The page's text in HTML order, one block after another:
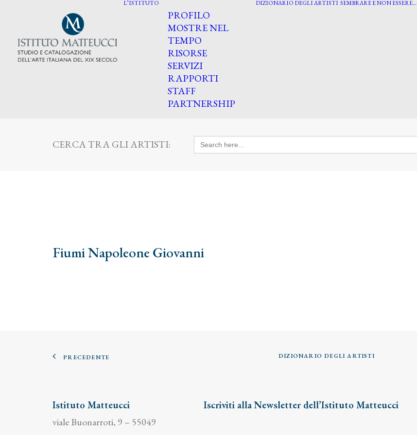
L’ISTITUTO
PROFILO
MOSTRE NEL
TEMPO
RISORSE
SERVIZI
RAPPORTI
STAFF
PARTNERSHIP
DIZIONARIO DEGLI ARTISTI SEMBRARE E NON ESSERE…
CERCA TRA GLI ARTISTI: Search
for:
Fiumi Napoleone Giovanni
PRECEDENTE DIZIONARIO DEGLI ARTISTI
Istituto Matteucci
viale Buonarroti, 9 – 55049
Iscriviti alla Newsletter dell’Istituto Matteucci